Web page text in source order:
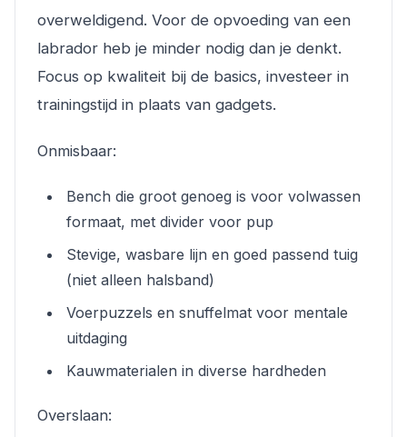
overweldigend. Voor de opvoeding van een
labrador heb je minder nodig dan je denkt.
Focus op kwaliteit bij de basics, investeer in
trainingstijd in plaats van gadgets.
Onmisbaar:
Bench die groot genoeg is voor volwassen
formaat, met divider voor pup
Stevige, wasbare lijn en goed passend tuig
(niet alleen halsband)
Voerpuzzels en snuffelmat voor mentale
uitdaging
Kauwmaterialen in diverse hardheden
Overslaan: